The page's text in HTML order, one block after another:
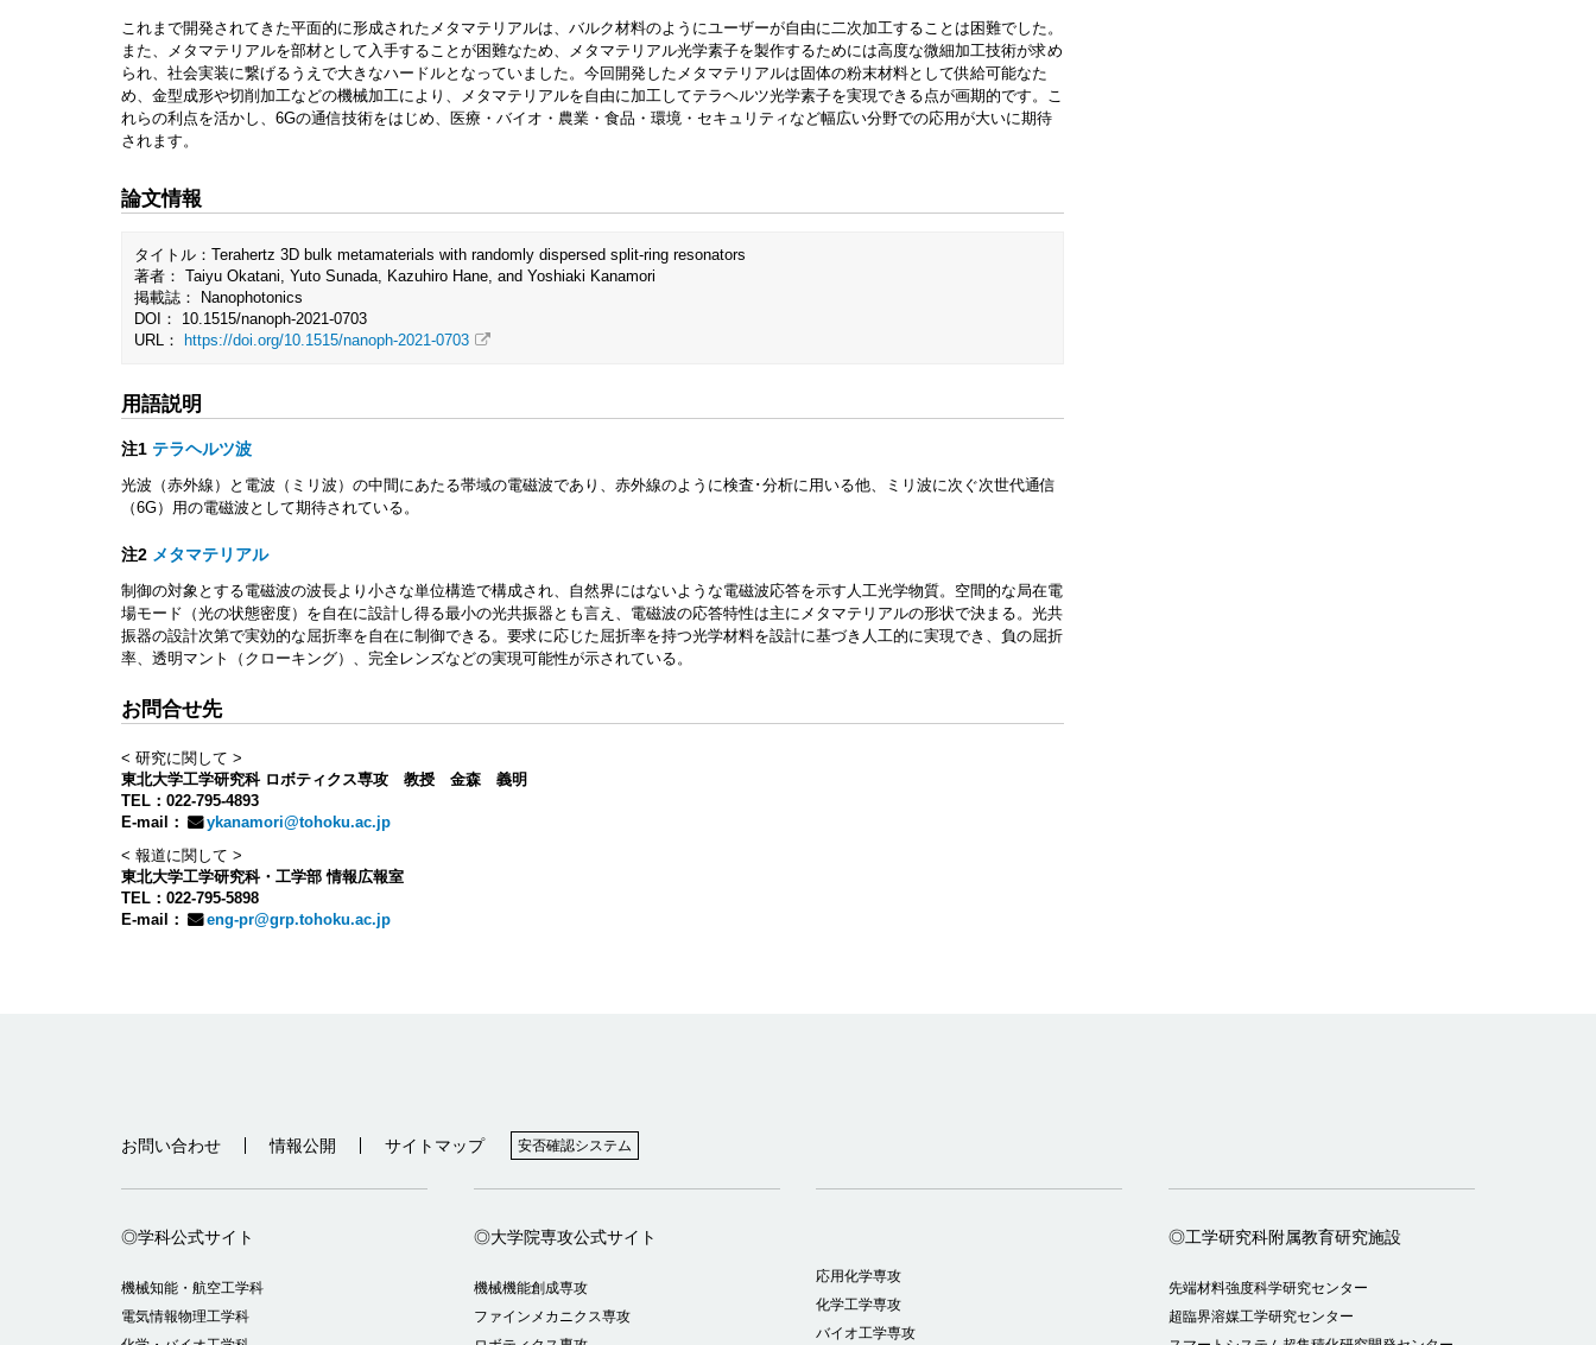
これまで開発されてきた平面的に形成されたメタマテリアルは、バルク材料のようにユーザーが自由に二次加工することは困難でした。
また、メタマテリアルを部材として入手することが困難なため、メタマテリアル光学素子を製作するためには高度な微細加工技術が求め
られ、社会実装に繋げるうえで大きなハードルとなっていました。今回開発したメタマテリアルは固体の粉末材料として供給可能なた
め、金型成形や切削加工などの機械加工により、メタマテリアルを自由に加工してテラヘルツ光学素子を実現できる点が画期的です。こ
れらの利点を活かし、6Gの通信技術をはじめ、医療・バイオ・農業・食品・環境・セキュリティなど幅広い分野での応用が大いに期待
されます。
論文情報
タイトル：Terahertz 3D bulk metamaterials with randomly dispersed split-ring resonators
著者： Taiyu Okatani, Yuto Sunada, Kazuhiro Hane, and Yoshiaki Kanamori
掲載誌： Nanophotonics
DOI： 10.1515/nanoph-2021-0703
URL：
https://doi.org/10.1515/nanoph-2021-0703
用語説明
注1 テラヘルツ波
光波（赤外線）と電波（ミリ波）の中間にあたる帯域の電磁波であり、赤外線のように検査･分析に用いる他、ミリ波に次ぐ次世代通信
（6G）用の電磁波として期待されている。
注2 メタマテリアル
制御の対象とする電磁波の波長より小さな単位構造で構成され、自然界にはないような電磁波応答を示す人工光学物質。空間的な局在電
場モード（光の状態密度）を自在に設計し得る最小の光共振器とも言え、電磁波の応答特性は主にメタマテリアルの形状で決まる。光共
振器の設計次第で実効的な屈折率を自在に制御できる。要求に応じた屈折率を持つ光学材料を設計に基づき人工的に実現でき、負の屈折
率、透明マント（クローキング）、完全レンズなどの実現可能性が示されている。
お問合せ先
< 研究に関して >
東北大学工学研究科 ロボティクス専攻 教授 金森 義明
TEL：022-795-4893
E-mail：
ykanamori@tohoku.ac.jp
< 報道に関して >
東北大学工学研究科・工学部 情報広報室
TEL：022-795-5898
E-mail：
eng-pr@grp.tohoku.ac.jp
お問い合わせ 情報公開 サイトマップ 安否確認システム
◎学科公式サイト
機械知能・航空工学科
電気情報物理工学科
◎大学院専攻公式サイト
機械機能創成専攻
ファインメカニクス専攻
応用化学専攻
化学工学専攻
バイオ工学専攻
◎工学研究科附属教育研究施設
先端材料強度科学研究センター
超臨界溶媒工学研究センター